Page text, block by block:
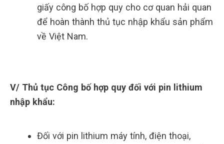
giấy công bố hợp quy cho cơ quan hải quan
để hoàn thành thủ tục nhập khẩu sản phẩm
về Việt Nam.
V/ Thủ tục Công bố hợp quy đối với pin lithium
nhập khẩu:
Đối với pin lithium máy tính, điện thoại,